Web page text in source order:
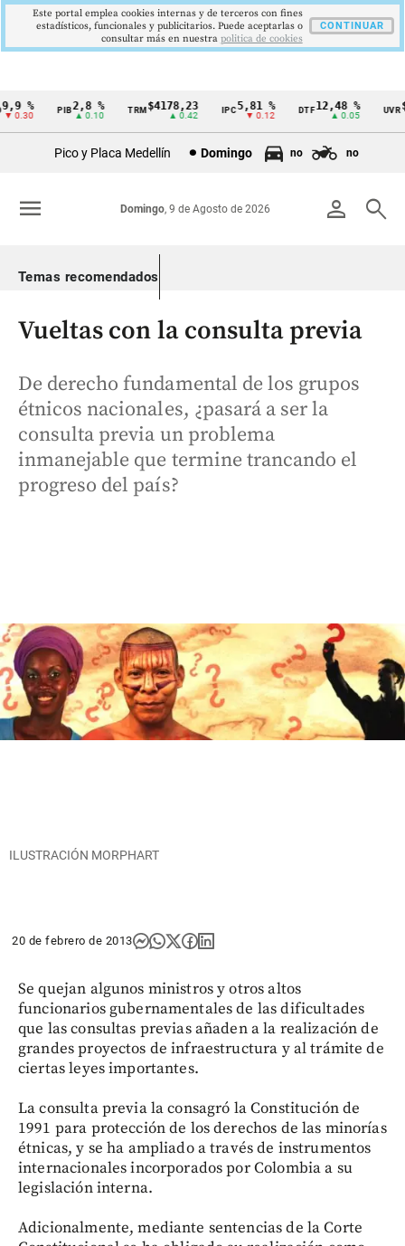
Cintillo
Colombia
% 2,8 %
▲ 0.10
TRM$4178,23
▲ 0.42
5,81 %
▼ 0.12
DTF12,48 %
▲ 0.05
UVR
Pico y Placa Medellín Domingo no no
person search
Domingo, 9 de Agosto de 2026
menu
Temas recomendados
Vueltas con la consulta previa
De derecho fundamental de los grupos
étnicos nacionales, ¿pasará a ser la
consulta previa un problema
inmanejable que termine trancando el
progreso del país?
ILUSTRACIÓN MORPHART
20 de febrero de 2013
Se quejan algunos ministros y otros altos
funcionarios gubernamentales de las dificultades
que las consultas previas añaden a la realización de
grandes proyectos de infraestructura y al trámite de
ciertas leyes importantes.
La consulta previa la consagró la Constitución de
1991 para protección de los derechos de las minorías
étnicas, y se ha ampliado a través de instrumentos
internacionales incorporados por Colombia a su
legislación interna.
Adicionalmente, mediante sentencias de la Corte
Este portal emplea cookies internas y de terceros con fines
estadísticos, funcionales y publicitarios. Puede aceptarlas o
consultar más en nuestra politica de cookies
CONTINUAR